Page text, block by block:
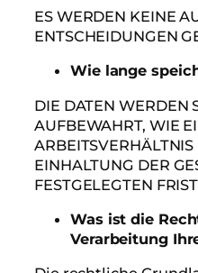
ES WERDEN KEINE
ENTSCHEIDUNGEN
Wie lange
DIE DATEN WERDEN
AUFBEWAHRT, WIE
ARBEITSVERHÄLTNIS
EINHALTUNG DER
FESTGELEGTEN
Was ist die
Verarbeitung